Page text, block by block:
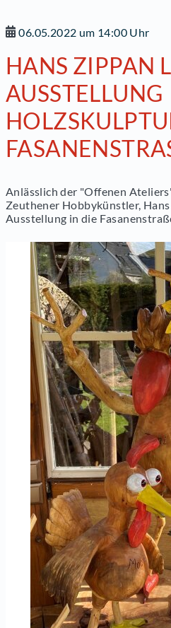
06.05.2022 um 14:00 Uhr
HANS ZIPPAN
AUSSTELLUNG
Anlässlich der "Offenen
Zeuthener Hobbykünstler,
Ausstellung in die